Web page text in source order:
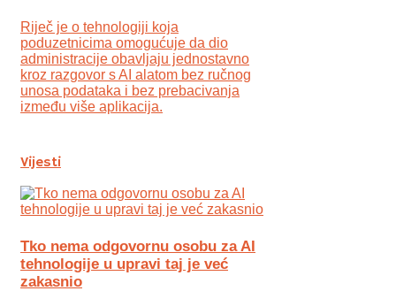
Riječ je o tehnologiji koja
poduzetnicima omogućuje da dio
administracije obavljaju jednostavno
kroz razgovor s AI alatom bez ručnog
unosa podataka i bez prebacivanja
između više aplikacija.
Vijesti
Tko nema odgovornu osobu za AI
tehnologije u upravi taj je već
zakasnio